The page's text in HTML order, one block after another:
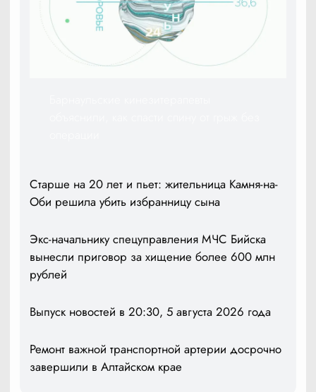
Старше на 20 лет и пьет: жительница Камня-на-
Оби решила убить избранницу сына
Экс-начальнику спецуправления МЧС Бийска
вынесли приговор за хищение более 600 млн
рублей
Выпуск новостей в 20:30, 5 августа 2026 года
Ремонт важной транспортной артерии досрочно
завершили в Алтайском крае